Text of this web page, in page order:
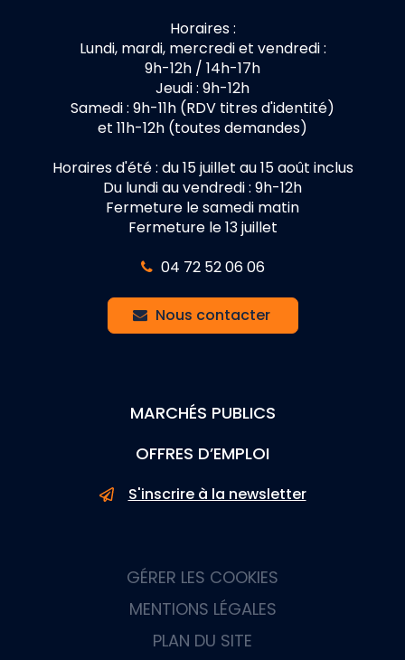
Horaires :
Lundi, mardi, mercredi et vendredi :
9h-12h / 14h-17h
Jeudi : 9h-12h
Samedi : 9h-11h (RDV titres d'identité)
et 11h-12h (toutes demandes)
Horaires d'été : du 15 juillet au 15 août inclus
Du lundi au vendredi : 9h-12h
Fermeture le samedi matin
Fermeture le 13 juillet
04 72 52 06 06
Nous contacter
MARCHÉS PUBLICS
OFFRES D’EMPLOI
S'inscrire à la newsletter
GÉRER LES COOKIES
MENTIONS LÉGALES
PLAN DU SITE